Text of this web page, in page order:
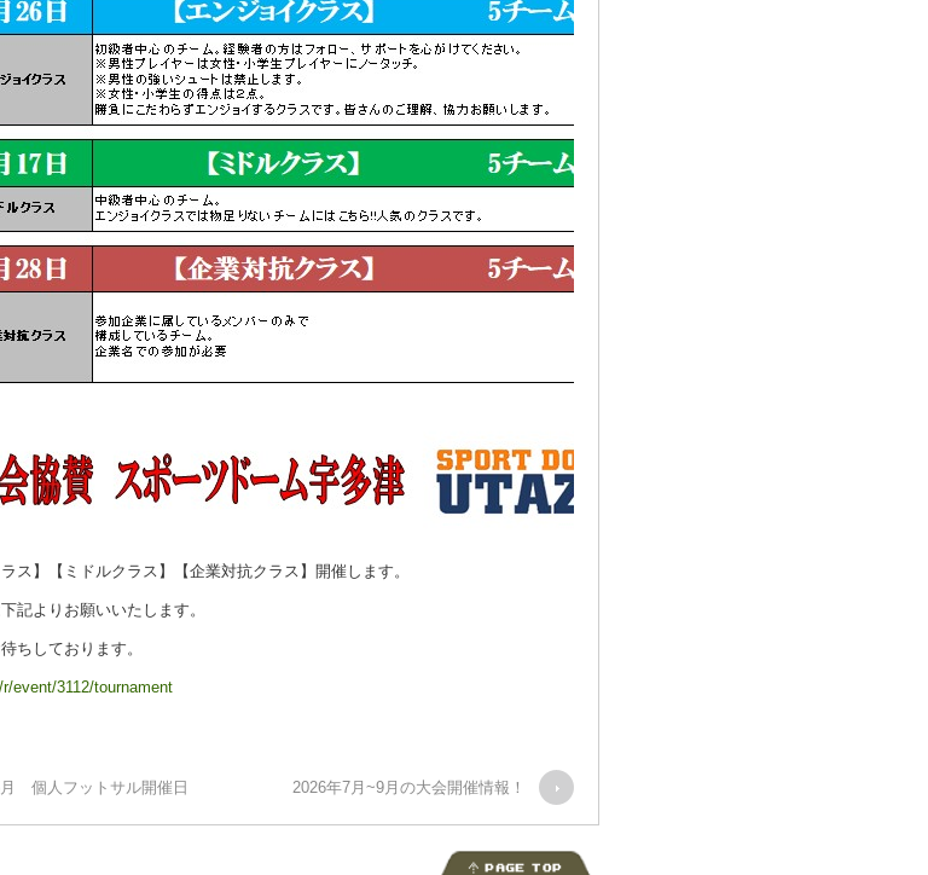
ラス】【ミドルクラス】【企業対抗クラス】開催します。
記よりお願いいたします。
ちしております。
event/3112/tournament
個人フットサル開催日 2026年7月~9月の大会開催情報！